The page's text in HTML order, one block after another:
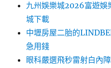
九州娛樂城2026富遊娛
城下載
中壢房屋二胎的
急用錢
眼科嚴選飛秒雷射白內